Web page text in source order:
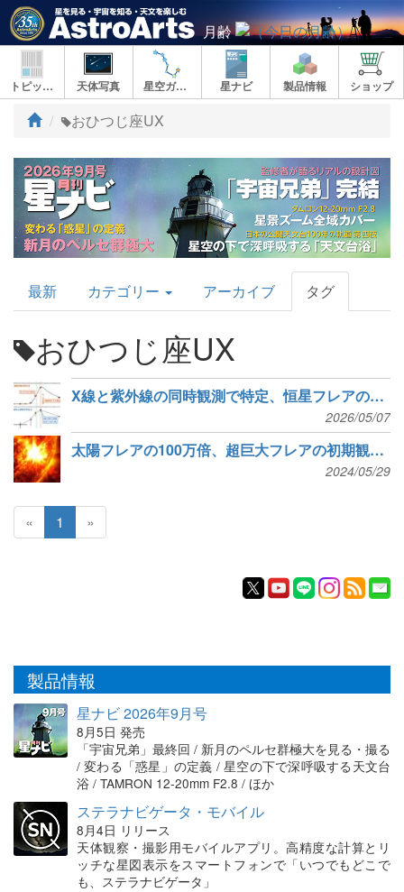
月齢
トピックス 天体写真 星空ガイド 星ナビ 製品情報 ショップ
ト
プ
おひつじ座UX
AstroArts
Topics
最新 カテゴリー アーカイブ タグ
おひつじ座UX
X線と紫外線の同時観測で特定、恒星フレアの鉄Kα輝線の起源は光電離
2026/05/07
太陽フレアの100万倍、超巨大フレアの初期観測に成功
2024/05/29
« 1 »
製品情報
星ナビ 2026年9月号
8月5日 発売
「宇宙兄弟」最終回 / 新月のペルセ群極大を見る・撮る
/ 変わる「惑星」の定義 / 星空の下で深呼吸する天文台
浴 / TAMRON 12-20mm F2.8 / ほか
ステラナビゲータ・モバイル
8月4日 リリース
天体観察・撮影用モバイルアプリ。高精度な計算とリ
ッチな星図表示をスマートフォンで「いつでもどこで
も、ステラナビゲータ」